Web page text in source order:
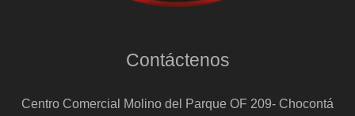
Contáctenos
Centro Comercial Molino del Parque OF 209- Chocontá